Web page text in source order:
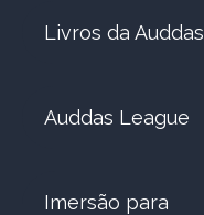
Livros da Auddas
Auddas League
Imersão para